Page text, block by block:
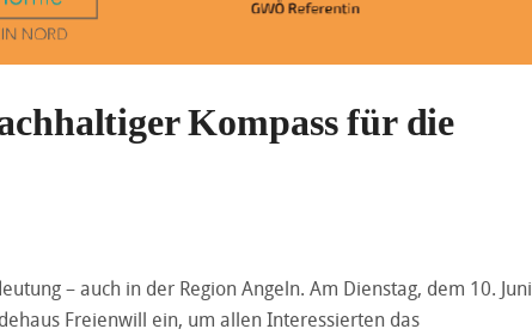
Kompass für die
– auch in der Region Angeln. Am Dienstag, dem 10. Juni
Freienwill ein, um allen Interessierten das